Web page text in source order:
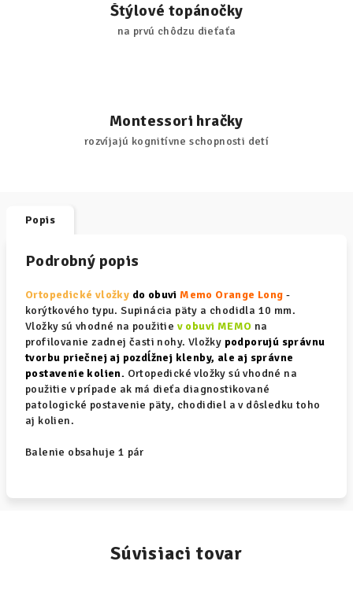
Štýlové topánočky
na prvú chôdzu dieťaťa
Montessori hračky
rozvíjajú kognitívne schopnosti detí
Popis
Podrobný popis
Ortopedické vložky do obuvi Memo Orange Long -
korýtkového typu. Supinácia päty a chodidla 10 mm.
Vložky sú vhodné na použitie v obuvi MEMO na
profilovanie zadnej časti nohy. Vložky podporujú správnu
tvorbu priečnej aj pozdĺžnej klenby, ale aj správne
postavenie kolien. Ortopedické vložky sú vhodné na
použitie v prípade ak má dieťa diagnostikované
patologické postavenie päty, chodidiel a v dôsledku toho
aj kolien.
Balenie obsahuje 1 pár
Súvisiaci tovar